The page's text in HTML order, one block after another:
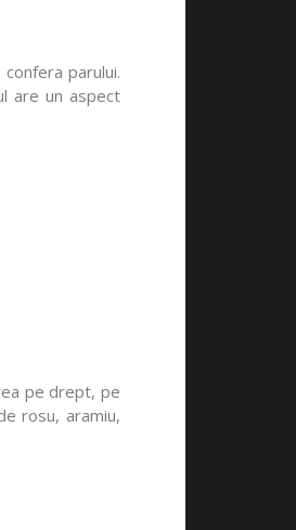
parului.
are un aspect
pe drept, pe
rosu, aramiu,